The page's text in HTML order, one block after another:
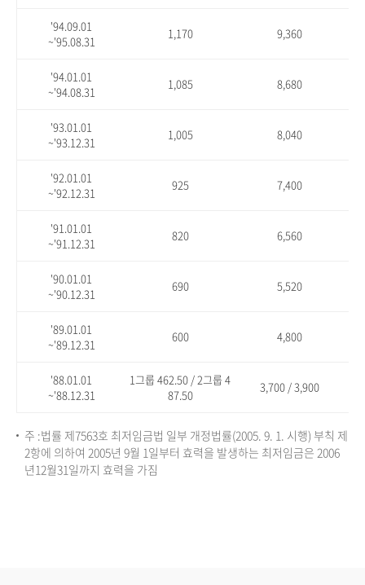
'94.09.01
~'95.08.31
1,170 9,360
'94.01.01
~'94.08.31
1,085 8,680
'93.01.01
~'93.12.31
1,005 8,040
'92.01.01
~'92.12.31
925 7,400
'91.01.01
~'91.12.31
820 6,560
'90.01.01
~'90.12.31
690 5,520
'89.01.01
~'89.12.31
600 4,800
'88.01.01
~'88.12.31
1그룹 462.50 / 2그룹 4
87.50
3,700 / 3,900
주 :법률 제7563호 최저임금법 일부 개정법률(2005. 9. 1. 시행) 부칙 제
2항에 의하여 2005년 9월 1일부터 효력을 발생하는 최저임금은 2006
년12월31일까지 효력을 가짐